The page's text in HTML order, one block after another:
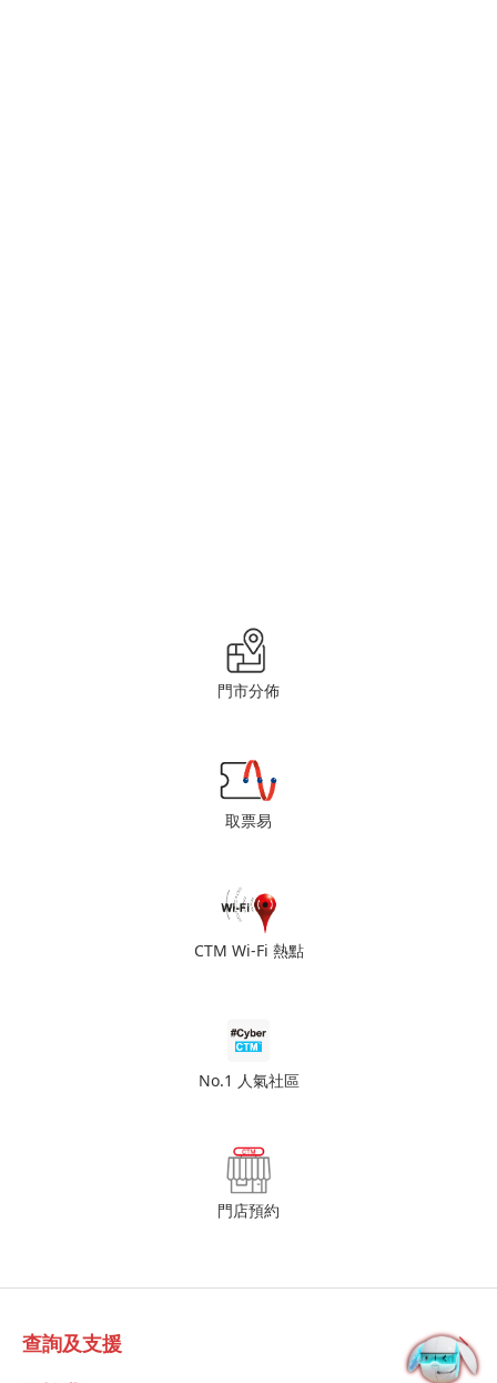
門市分佈
取票易
CTM Wi-Fi 熱點
No.1 人氣社區
門店預約
查詢及支援